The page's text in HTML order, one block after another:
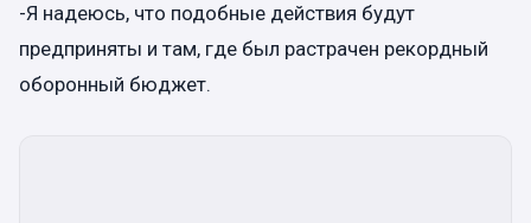
-Я надеюсь, что подобные действия будут
предприняты и там, где был растрачен рекордный
оборонный бюджет.